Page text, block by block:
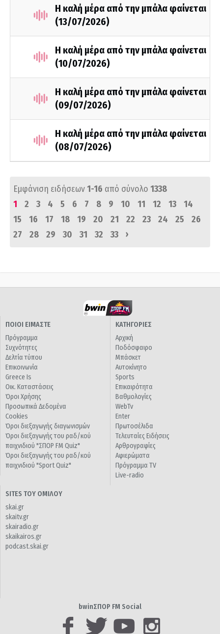
Η καλή μέρα από την μπάλα φαίνεται
(13/07/2026)
Η καλή μέρα από την μπάλα φαίνεται
(10/07/2026)
Η καλή μέρα από την μπάλα φαίνεται
(09/07/2026)
Η καλή μέρα από την μπάλα φαίνεται
(08/07/2026)
Εμφάνιση ειδήσεων1-16 από σύνολο 1338
1
2 3 4 5 6 7 8 9 10 11 12 13
14
15
16 17 18 19 20 21 22 23 24 25
26
27
28 29 30 31 32 33 ›
ΠΟΙΟΙ ΕΙΜΑΣΤΕ
Πρόγραμμα
Συχνότητες
Δελτία τύπου
Επικοινωνία
Greece Is
Οικ. Καταστάσεις
Όροι Χρήσης
Προσωπικά Δεδομένα
Cookies
Όροι διεξαγωγής διαγωνισμών
Όροι διεξαγωγής του ραδ/κού
παιχνιδιού "ΣΠΟΡ FM Quiz"
Όροι διεξαγωγής του ραδ/κού
παιχνιδιού "Sport Quiz"
ΚΑΤΗΓΟΡΙΕΣ
Αρχική
Ποδόσφαιρο
Μπάσκετ
Αυτοκίνητο
Sports
Επικαιρότητα
Βαθμολογίες
WebTv
Enter
Πρωτοσέλιδα
Τελευταίες Ειδήσεις
Αρθρογραφίες
Αφιερώματα
Πρόγραμμα TV
Live-radio
SITES ΤΟΥ ΟΜΙΛΟΥ
skai.gr
skaitv.gr
skairadio.gr
skaikairos.gr
podcast.skai.gr
bwinΣΠΟΡ FM Social